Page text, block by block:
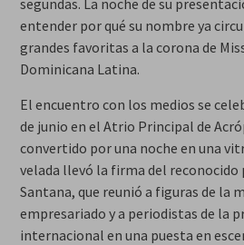
entender por qué su nombre ya
grandes favoritas a la corona de
Dominicana Latina.
El encuentro con los medios se
de junio en el Atrio Principal de
convertido por una noche en una
velada llevó la firma del
Santana, que reunió a figuras de la
empresariado y a periodistas de la
internacional en una puesta en